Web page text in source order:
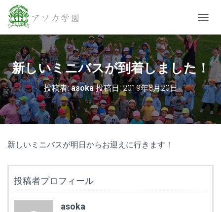
新しいミニバスが到着しました！
投稿者:asoka投稿日: 2019年8月20日
新しいミニバスが明日からお迎えに行きます！
投稿者プロフィール
asoka